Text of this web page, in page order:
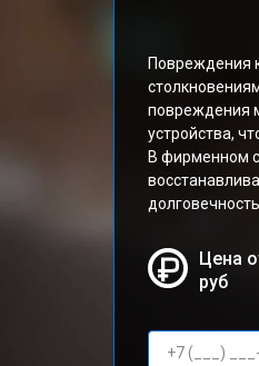
Повреждения
повреждения
устройства,
В фирменном
Цена
руб